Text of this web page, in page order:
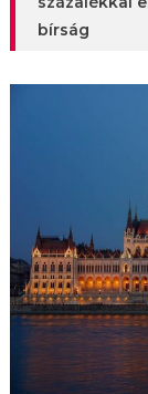
bírság